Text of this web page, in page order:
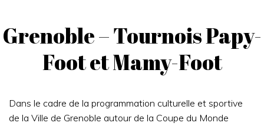
Grenoble – Tournois Papy-
Foot et Mamy-Foot
Dans le cadre de la programmation culturelle et sportive
de la Ville de Grenoble autour de la Coupe du Monde